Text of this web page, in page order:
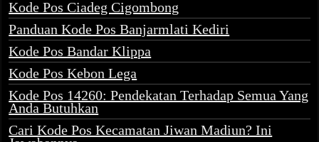
Kode Pos Ciadeg Cigombong
Panduan Kode Pos Banjarmlati Kediri
Kode Pos Bandar Klippa
Kode Pos Kebon Lega
Kode Pos 14260: Pendekatan Terhadap Semua Yang
Anda Butuhkan
Cari Kode Pos Kecamatan Jiwan Madiun? Ini